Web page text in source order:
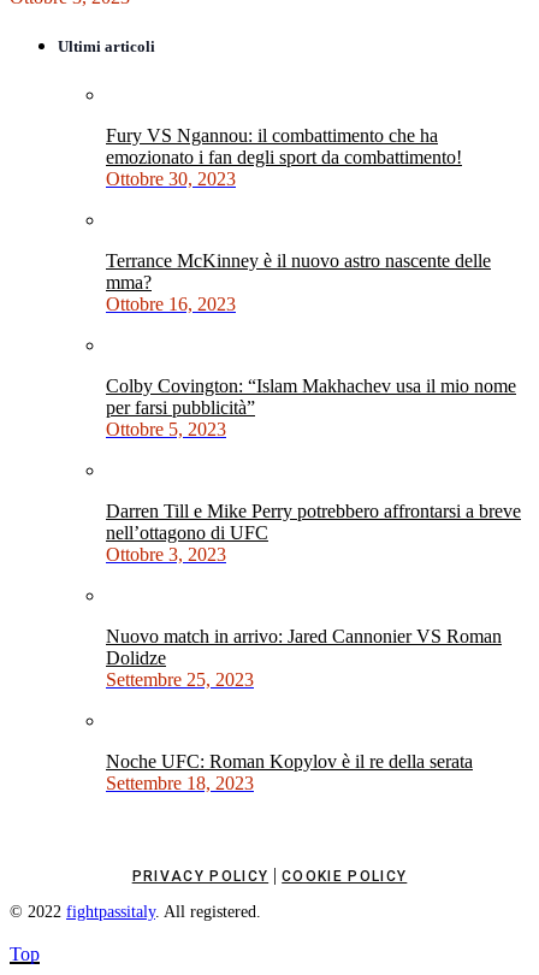
Ultimi articoli
Fury VS Ngannou: il combattimento che ha
emozionato i fan degli sport da combattimento!
Ottobre 30, 2023
Terrance McKinney è il nuovo astro nascente delle
mma?
Ottobre 16, 2023
Colby Covington: “Islam Makhachev usa il mio nome
per farsi pubblicità”
Ottobre 5, 2023
Darren Till e Mike Perry potrebbero affrontarsi a breve
nell’ottagono di UFC
Ottobre 3, 2023
Nuovo match in arrivo: Jared Cannonier VS Roman
Dolidze
Settembre 25, 2023
Noche UFC: Roman Kopylov è il re della serata
Settembre 18, 2023
PRIVACY POLICY |COOKIE POLICY
© 2022 fightpassitaly. All registered.
Top